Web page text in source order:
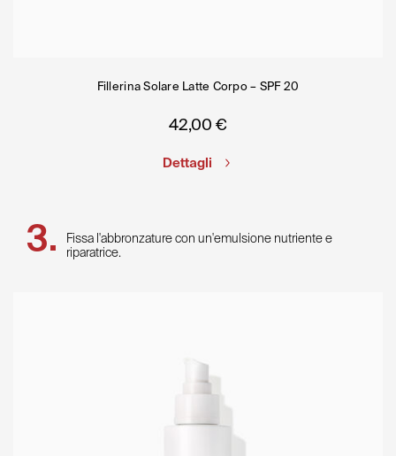
Fillerina Solare Latte Corpo – SPF 20
42,00 €
Dettagli
Fissa l'abbronzature con un'emulsione nutriente e
riparatrice.